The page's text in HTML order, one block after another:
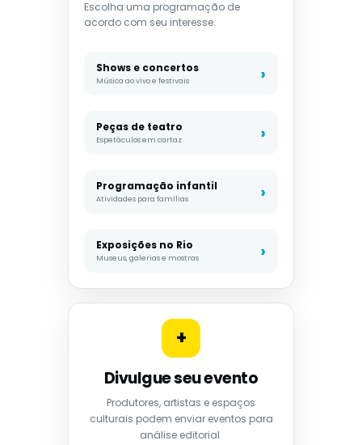
Escolha uma programação de
acordo com seu interesse.
Shows e concertos
Música ao vivo e festivais
Peças de teatro
Espetáculos em cartaz
Programação infantil
Atividades para famílias
Exposições no Rio
Museus, galerias e mostras
+
Divulgue seu evento
Produtores, artistas e espaços
culturais podem enviar eventos para
análise editorial.